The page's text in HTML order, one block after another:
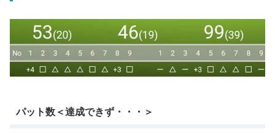
パット数＜達成できず・・・＞